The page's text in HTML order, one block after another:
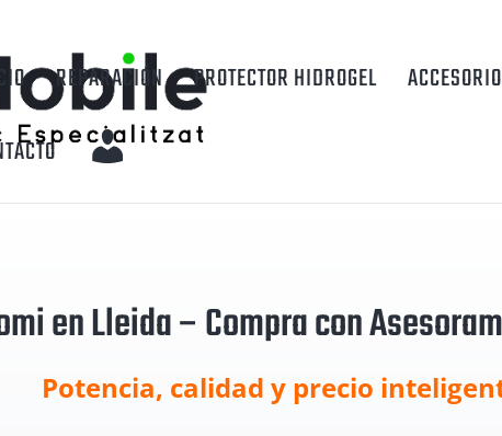
REPARACIÓN PROTECTOR HIDROGEL
M
I
E
N
en Lleida – Compra con
Potencia, calidad y precio